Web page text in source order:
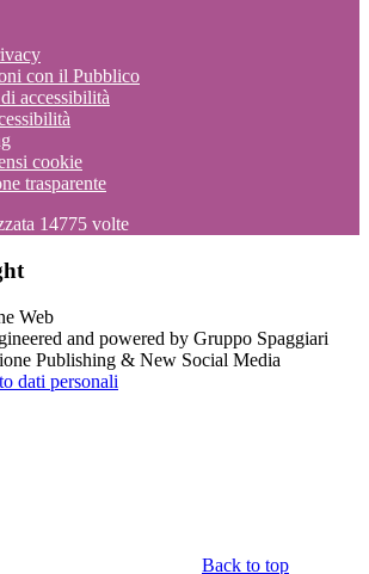
con il Pubblico
accessibilità
cookie
trasparente
14775 volte
and powered by Gruppo Spaggiari
Publishing & New Social Media
dati personali
Back to top